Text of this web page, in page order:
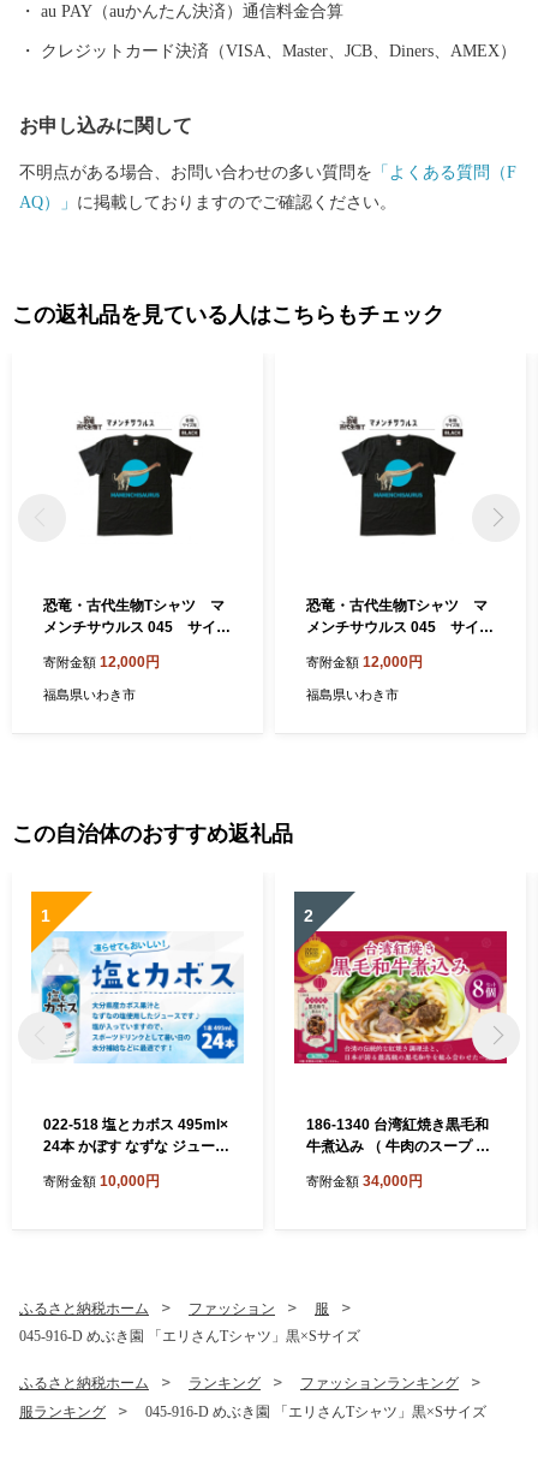
au PAY（auかんたん決済）通信料金合算
クレジットカード決済（VISA、Master、JCB、Diners、AMEX）
お申し込みに関して
不明点がある場合、お問い合わせの多い質問を 「よくある質問（F
AQ）」 に掲載しておりますのでご確認ください。
この返礼品を見ている人はこちらもチェック
恐竜・古代生物Tシャツ マ
メンチサウルス 045 サイズ
寄附金額 12,000円
福島県いわき市
恐竜・古代生物Tシャツ マ
メンチサウルス 045 サイズ
寄附金額 12,000円
福島県いわき市
この自治体のおすすめ返礼品
1
022-518 塩とカボス 495ml×
24本 かぼす なずな ジュース
寄附金額 10,000円
2
186-1340 台湾紅焼き黒毛和
牛煮込み （ 牛肉のスープ ）
ク にく 牛肉 牛 黒毛和牛 和
寄附金額 34,000円
ふるさと納税ホーム ファッション
服
045-916-D めぶき園 「エリさんTシャツ」黒×Sサイズ
ふるさと納税ホーム ランキング
ファッションランキング
服ランキング
045-916-D めぶき園 「エリさんTシャツ」黒×Sサイズ